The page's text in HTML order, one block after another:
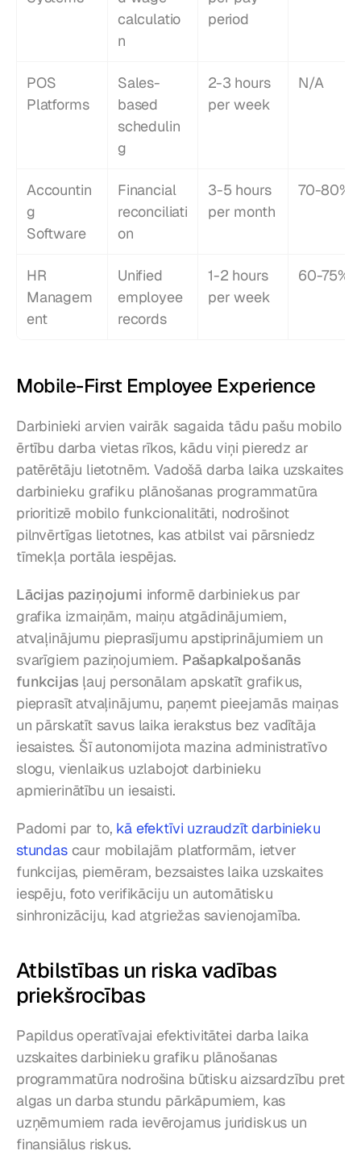
calculatio
n
period
POS
Platforms
Sales-
based
schedulin
g
2-3 hours
per week
N/A
Accountin
g
Software
Financial
reconciliati
on
3-5 hours
per month
70-80%
HR
Managem
ent
Unified
employee
records
1-2 hours
per week
60-75%
Mobile-First Employee Experience
Darbinieki arvien vairāk sagaida tādu pašu mobilo
ērtību darba vietas rīkos, kādu viņi pieredz ar
patērētāju lietotnēm. Vadošā darba laika uzskaites
darbinieku grafiku plānošanas programmatūra
prioritizē mobilo funkcionalitāti, nodrošinot
pilnvērtīgas lietotnes, kas atbilst vai pārsniedz
tīmekļa portāla iespējas.
Lācijas paziņojumi informē darbiniekus par
grafika izmaiņām, maiņu atgādinājumiem,
atvaļinājumu pieprasījumu apstiprinājumiem un
svarīgiem paziņojumiem. Pašapkalpošanās
funkcijas ļauj personālam apskatīt grafikus,
pieprasīt atvaļinājumu, paņemt pieejamās maiņas
un pārskatīt savus laika ierakstus bez vadītāja
iesaistes. Šī autonomijota mazina administratīvo
slogu, vienlaikus uzlabojot darbinieku
apmierinātību un iesaisti.
Padomi par to, kā efektīvi uzraudzīt darbinieku
stundas caur mobilajām platformām, ietver
funkcijas, piemēram, bezsaistes laika uzskaites
iespēju, foto verifikāciju un automātisku
sinhronizāciju, kad atgriežas savienojamība.
Atbilstības un riska vadības
priekšrocības
Papildus operatīvajai efektivitātei darba laika
uzskaites darbinieku grafiku plānošanas
programmatūra nodrošina būtisku aizsardzību pret
algas un darba stundu pārkāpumiem, kas
uzņēmumiem rada ievērojamus juridiskus un
finansiālus riskus.